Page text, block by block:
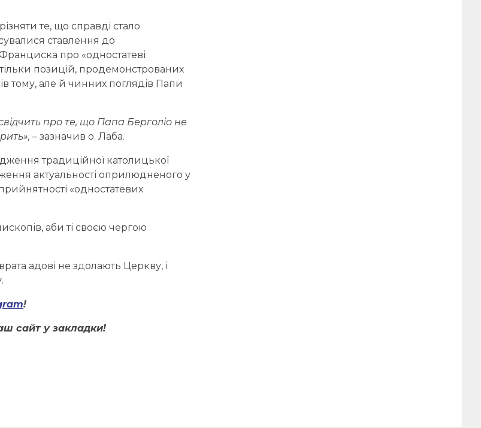
те, що справді стало
ставлення до
Франциска про «одностатеві
позицій, продемонстрованих
тому, але й чинних поглядів Папи
про те, що Папа Берголіо не
– зазначив о. Лаба.
традиційної католицької
актуальності оприлюдненого у
«одностатевих
аби ті своєю чергою
адові не здолають Церкву, і
!
сайт у закладки!